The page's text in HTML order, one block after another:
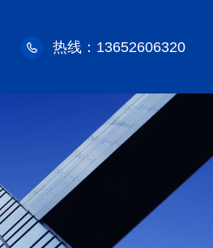
热线：13652606320